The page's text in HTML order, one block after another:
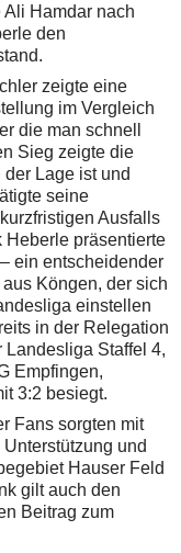
Hamdar nach
den
zeigte eine
im Vergleich
die man schnell
Sieg zeigte die
Lage ist und
seine
Ausfalls
Heberle präsentierte
ein entscheidender
Köngen, der sich
einstellen
in der Relegation
Landesliga Staffel 4,
Empfingen,
3:2 besiegt.
Fans sorgten mit
und
Hauser Feld
gilt auch den
Beitrag zum